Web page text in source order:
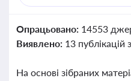
Опрацьовано: 14553
Виявлено: 13 публікацій
На основі зібраних